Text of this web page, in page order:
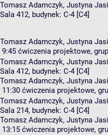
Tomasz Adamczyk, Justyna
Sala 412, budynek: C-4 [C4]
Tomasz Adamczyk, Justyna
9:45 ćwiczenia projektowe,
Tomasz Adamczyk, Justyna
Sala 412, budynek: C-4 [C4]
Tomasz Adamczyk, Justyna
11:30 ćwiczenia projektowe,
Tomasz Adamczyk, Justyna
Sala 214, budynek: C-4 [C4]
Tomasz Adamczyk, Justyna
13:15 ćwiczenia projektowe,